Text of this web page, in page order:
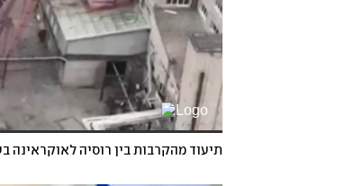
תיעוד מהקרבות בין רוסיה לאוקראינה